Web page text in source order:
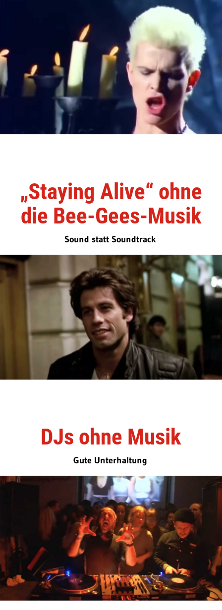
„Staying Alive“ ohne
die Bee-Gees-Musik
Sound statt Soundtrack
DJs ohne Musik
Gute Unterhaltung